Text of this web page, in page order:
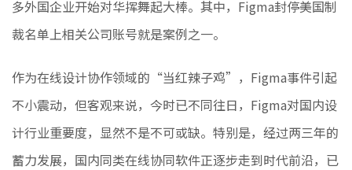
多外国企业开始对华挥舞起大棒。其中，Figma封停美国制
裁名单上相关公司账号就是案例之一。
作为在线设计协作领域的“当红辣子鸡”，Figma事件引起
不小震动，但客观来说，今时已不同往日，Figma对国内设
计行业重要度，显然不是不可或缺。特别是，经过两三年的
蓄力发展，国内同类在线协同软件正逐步走到时代前沿，已